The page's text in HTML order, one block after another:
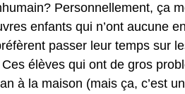
Personnellement, ça
enfants qui n’ont aucune
passer leur temps sur
élèves qui ont de gros
à la maison (mais ça, c’est